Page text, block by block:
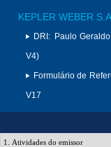
KEPLER WEBER S.A.
DRI: Paulo
V4)
Formulário de
V17